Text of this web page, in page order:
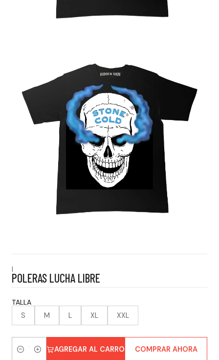
|
POLERAS LUCHA LIBRE
TALLA
S M L XL XXL
Cantidad
AGREGAR AL CARRO COMPRAR AHORA